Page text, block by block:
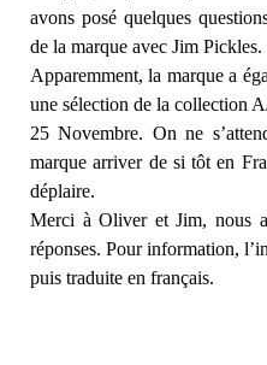
avons posé quelques
de la marque avec Jim Pickles.
Apparemment, la marque a
une sélection de la collection
25 Novembre. On ne
marque arriver de si tôt en
déplaire.
Merci à Oliver et Jim, nous
réponses. Pour information,
puis traduite en français.